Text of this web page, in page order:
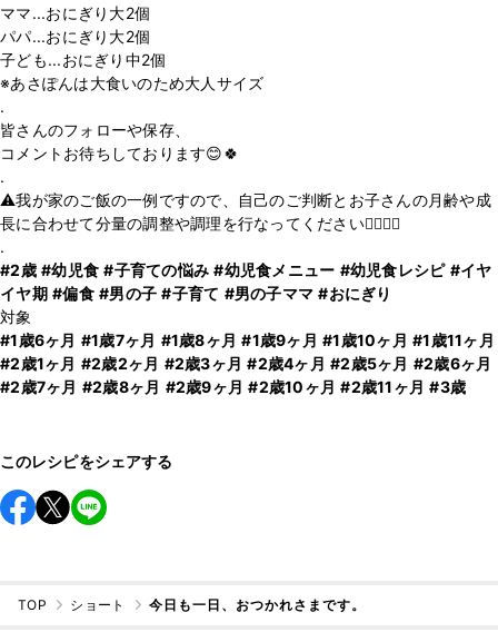
ママ...おにぎり大2個
パパ...おにぎり大2個
子ども...おにぎり中2個
※あさぽんは大食いのため大人サイズ
.
皆さんのフォローや保存、
コメントお待ちしております😊🍀
.
⚠️我が家のご飯の一例ですので、自己のご判断とお子さんの月齢や成
長に合わせて分量の調整や調理を行なってください🙇‍♂️🙇‍♀️
#2歳 #幼児食 #子育ての悩み #幼児食メニュー #幼児食レシピ #イヤ
イヤ期 #偏食 #男の子 #子育て #男の子ママ #おにぎり
#1歳6ヶ月 #1歳7ヶ月 #1歳8ヶ月 #1歳9ヶ月 #1歳10ヶ月 #1歳11ヶ月
#2歳1ヶ月 #2歳2ヶ月 #2歳3ヶ月 #2歳4ヶ月 #2歳5ヶ月 #2歳6ヶ月
#2歳7ヶ月 #2歳8ヶ月 #2歳9ヶ月 #2歳10ヶ月 #2歳11ヶ月 #3歳
このレシピをシェアする
TOP ショート 今日も一日、おつかれさまです。